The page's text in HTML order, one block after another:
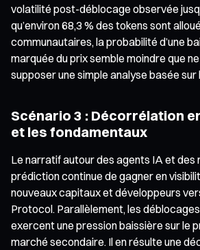
volatilité post-déblocage observée
qu’environ 68,3 % des tokens sont
communautaires, la probabilité d’une
marquée du prix semble moindre que
supposer une simple analyse basée sur
Scénario 3 : Décorrélation
et les fondamentaux
Le narratif autour des agents IA et des
prédiction continue de gagner en
nouveaux capitaux et développeurs
Protocol. Parallèlement, les
exercent une pression baissière sur le
marché secondaire. Il en résulte une